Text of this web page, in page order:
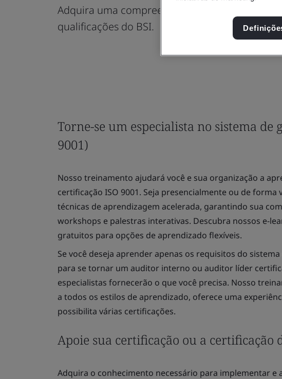
Adquira uma compreensão completa da ISO
qualificações do BSI.
Torne-se um especialista no sistema de
9001)
Nosso treinamento ajudará você e sua organização a
certificação ISO 9001. Seja presencialmente ou de
técnicas de aprendizagem acelerada, garantindo sua
workshops e palestras interativas. Descubra nossos e-
gratuitos para opções de aprendizado flexíveis.
Se você deseja aprender apenas os requisitos do
para se tornar um auditor interno ou auditor líder
especialistas fornecerão o que você precisa. Nosso
a todos os estilos de aprendizado, oferece uma
possibilita várias certificações.
Apoie sua certificação ou a certificação
Adquira o conhecimento necessário para implementar e